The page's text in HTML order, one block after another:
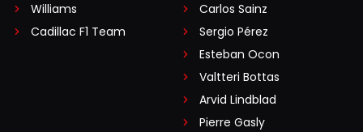
Williams
Cadillac F1 Team
Carlos Sainz
Sergio Pérez
Esteban Ocon
Valtteri Bottas
Arvid Lindblad
Pierre Gasly